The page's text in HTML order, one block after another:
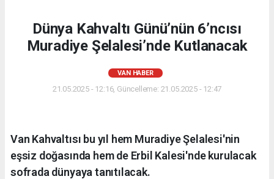
Dünya Kahvaltı Günü’nün 6’ncısı
Muradiye Şelalesi’nde Kutlanacak
VAN HABER
21.05.2025 - 12:16, Güncelleme: 21.05.2025 - 12:47
Van Kahvaltısı bu yıl hem Muradiye Şelalesi'nin
eşsiz doğasında hem de Erbil Kalesi'nde kurulacak
sofrada dünyaya tanıtılacak.